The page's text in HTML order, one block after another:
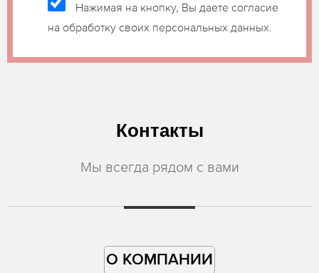
Нажимая на кнопку, Вы даете согласие
на обработку своих персональных данных.
Контакты
Мы всегда рядом с вами
О КОМПАНИИ